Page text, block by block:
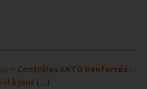
> Contrôles AKTO Renforcés :
il à jour (...)